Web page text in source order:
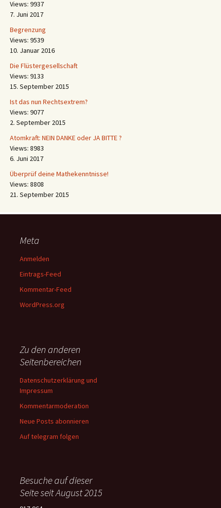
Views: 9937
7. Juni 2017
Begrenzung
Views: 9539
10. Januar 2016
Die Flüstergesellschaft
Views: 9133
15. September 2015
Ist das nun Rechtsextrem?
Views: 9077
2. September 2015
Atomkraft: NEIN DANKE oder JA BITTE ?
Views: 8983
6. Juni 2017
Überprüf deine Mathekenntnisse!
Views: 8808
21. September 2015
Meta
Anmelden
Eintrags-Feed
Kommentar-Feed
WordPress.org
Zu den anderen
Seitenbereichen
Datenschutzerklärung und
Impressum
Kommentarmoderation
Neue Posts abonnieren
Auf telegram folgen
Besuche auf dieser
Seite seit August 2015